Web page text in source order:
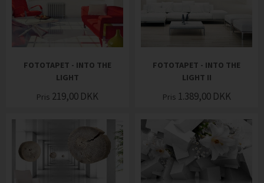
FOTOTAPET - INTO THE
LIGHT
Pris 219,00 DKK
FOTOTAPET - INTO THE
LIGHT II
Pris 1.389,00 DKK